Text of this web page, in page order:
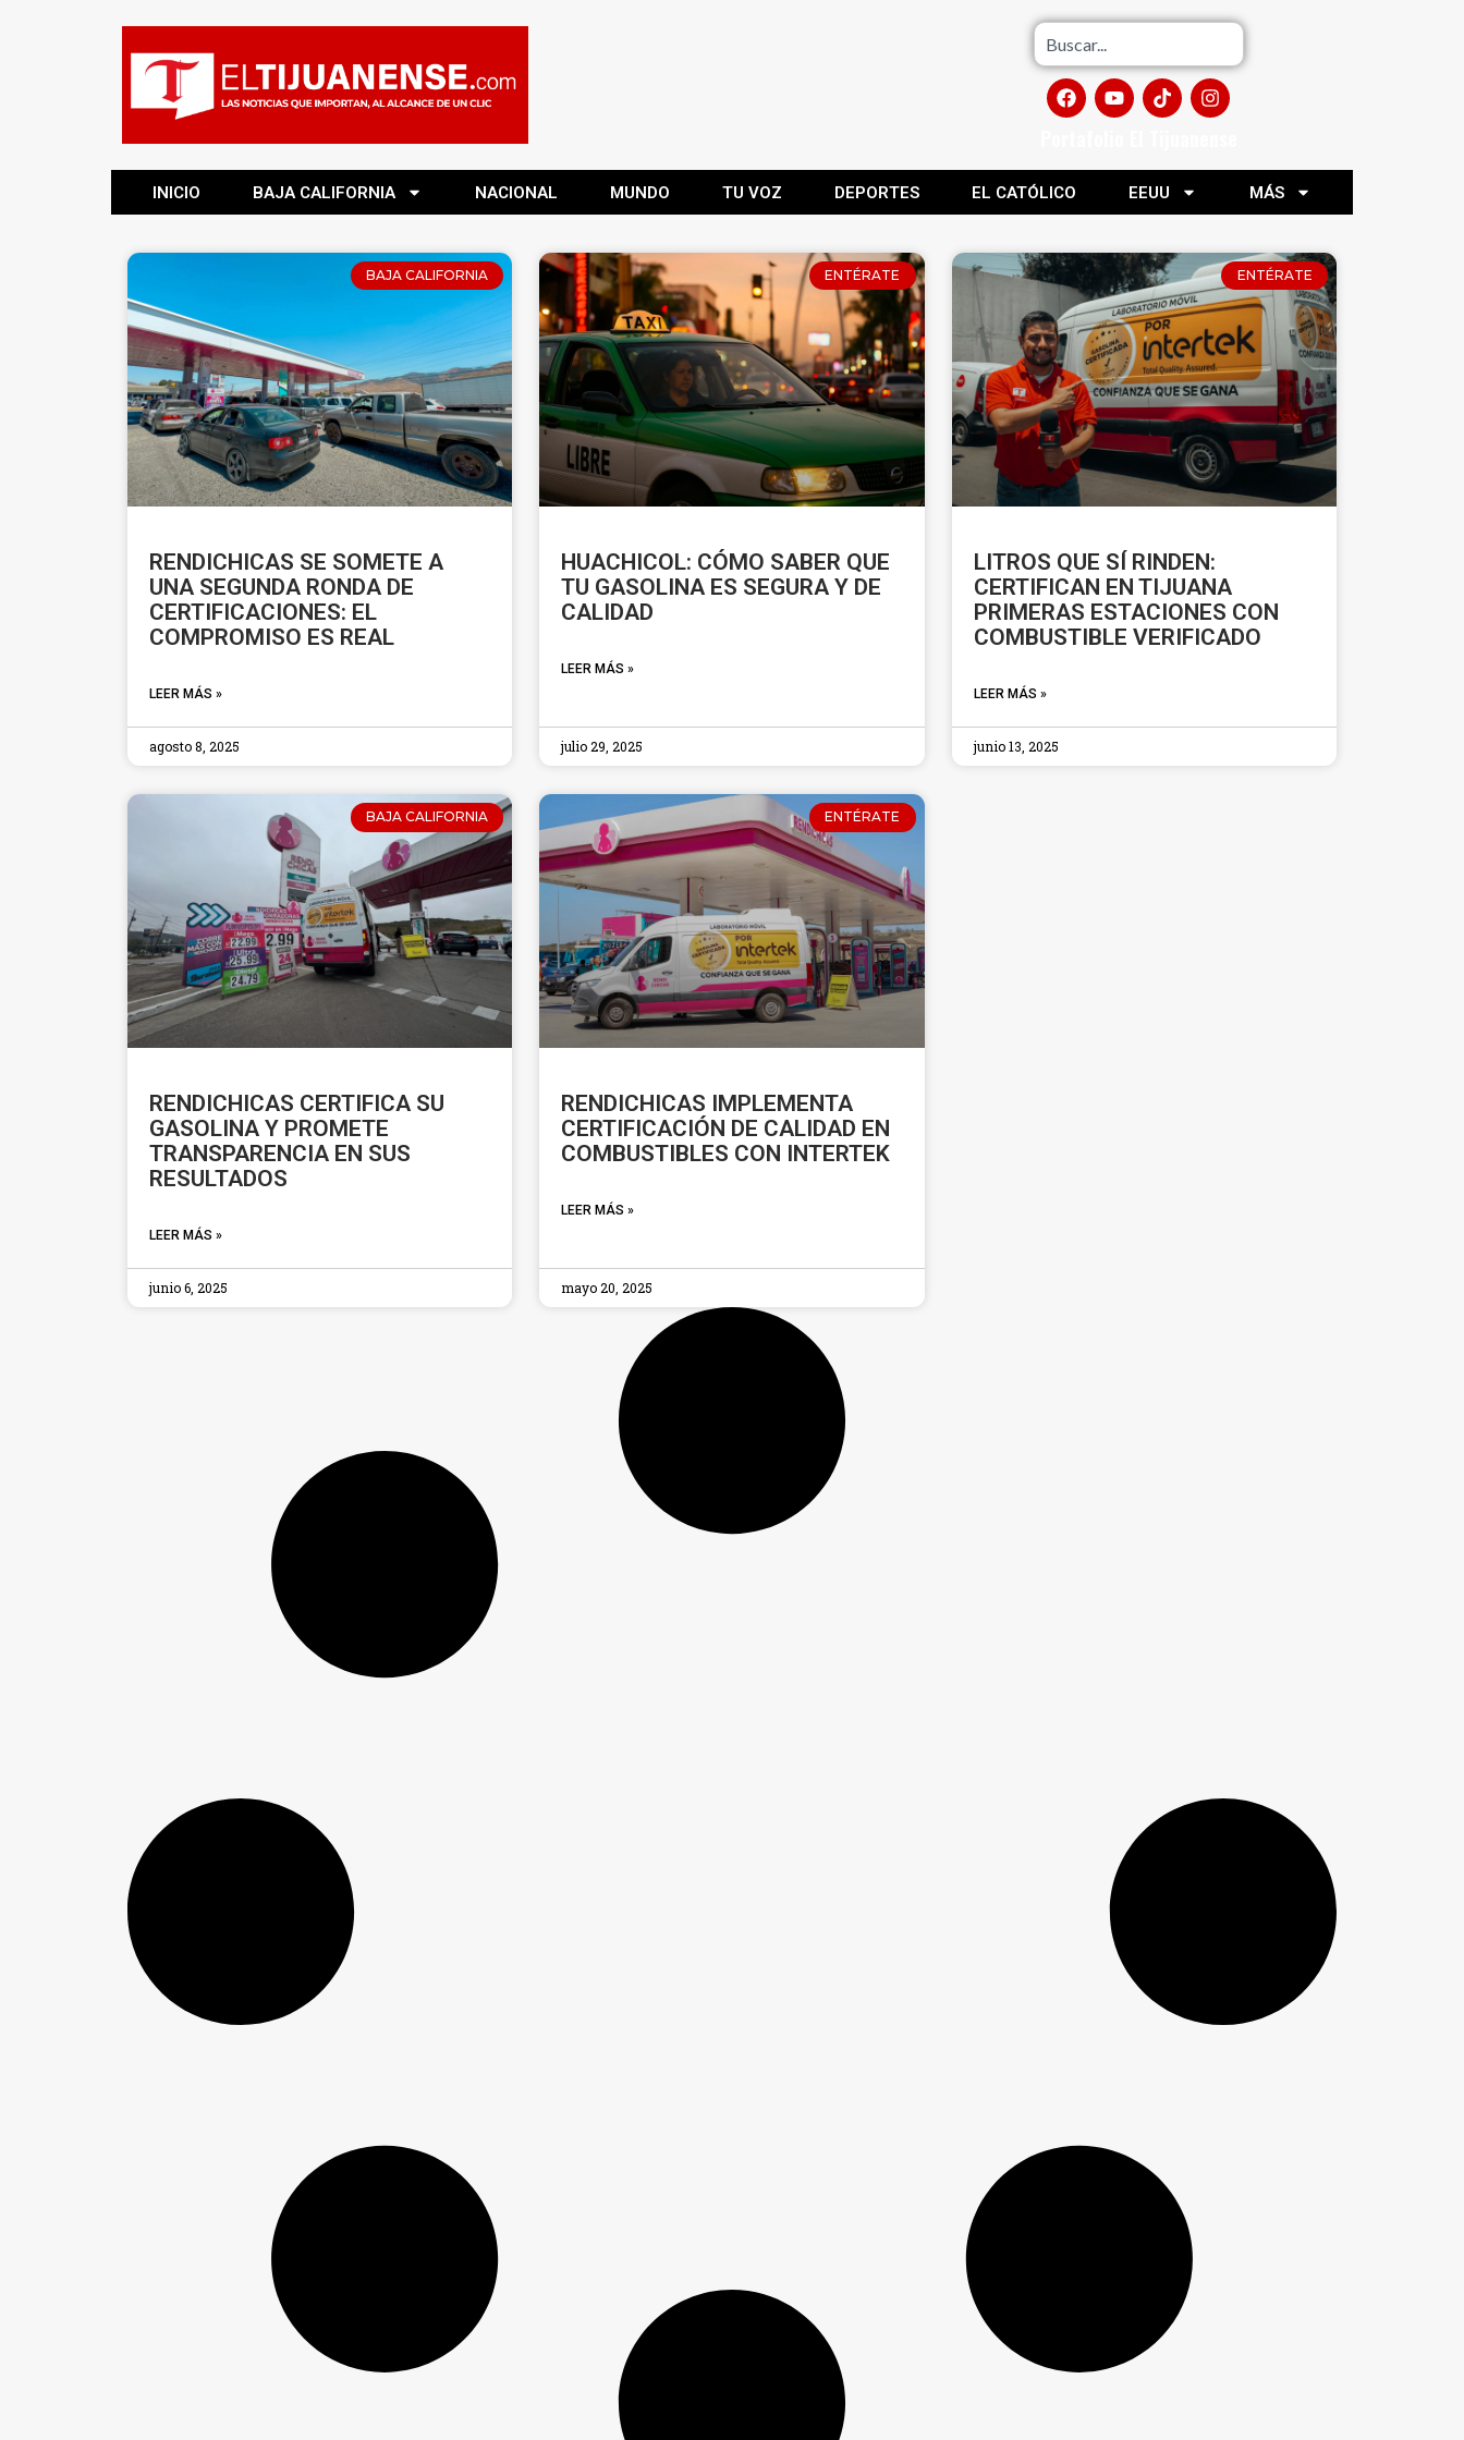
INICIO BAJA CALIFORNIA NACIONAL MUNDO TU VOZ DEPORTES EL CATÓLICO EEUU MÁS
BAJA CALIFORNIA
RENDICHICAS SE SOMETE A
UNA SEGUNDA RONDA DE
CERTIFICACIONES: EL
COMPROMISO ES REAL
LEER MÁS »
agosto 8, 2025
ENTÉRATE
HUACHICOL: CÓMO SABER QUE
TU GASOLINA ES SEGURA Y DE
CALIDAD
LEER MÁS »
julio 29, 2025
ENTÉRATE
LITROS QUE SÍ RINDEN:
CERTIFICAN EN TIJUANA
PRIMERAS ESTACIONES CON
COMBUSTIBLE VERIFICADO
LEER MÁS »
junio 13, 2025
BAJA CALIFORNIA
RENDICHICAS CERTIFICA SU
GASOLINA Y PROMETE
TRANSPARENCIA EN SUS
RESULTADOS
LEER MÁS »
junio 6, 2025
ENTÉRATE
RENDICHICAS IMPLEMENTA
CERTIFICACIÓN DE CALIDAD EN
COMBUSTIBLES CON INTERTEK
LEER MÁS »
mayo 20, 2025